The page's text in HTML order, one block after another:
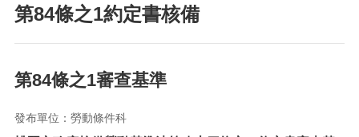
局
通
訊
第84條之1約定書核備
第84條之1審查基準
發布單位：勞動條件科